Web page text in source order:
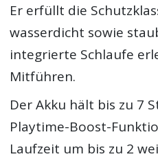
Er erfüllt die
wasserdicht sowie
integrierte Schlaufe
Mitführen.
Der Akku hält bis zu 7
Playtime-Boost-
Laufzeit um bis zu 2